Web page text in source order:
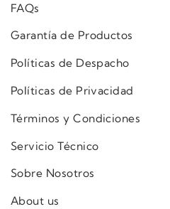
FAQs
Garantía de Productos
Políticas de Despacho
Políticas de Privacidad
Términos y Condiciones
Servicio Técnico
Sobre Nosotros
About us